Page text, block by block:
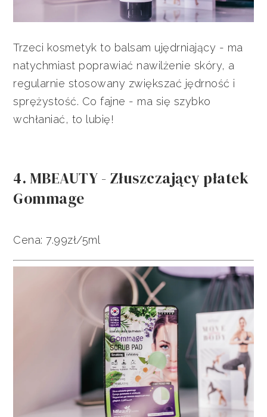
Trzeci kosmetyk to balsam ujędrniający - ma
natychmiast poprawiać nawilżenie skóry, a
regularnie stosowany zwiększać jędrność i
sprężystość. Co fajne - ma się szybko
wchłaniać, to lubię!
4. MBEAUTY - Złuszczający płatek
Gommage
Cena: 7.99zł/5ml